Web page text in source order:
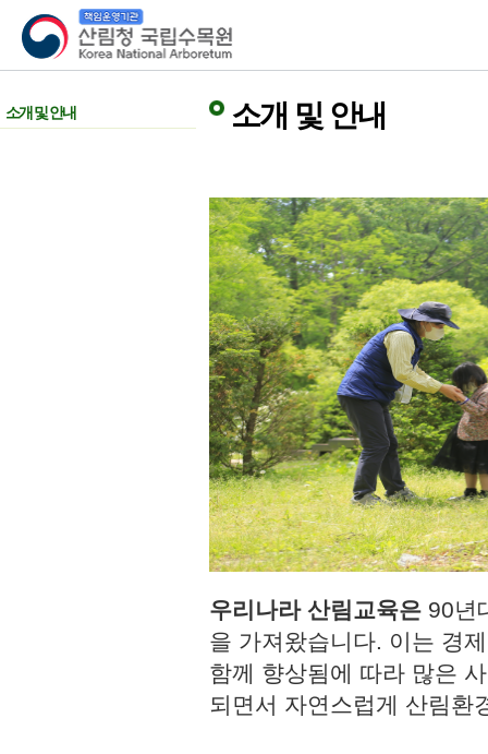
산림청 국립수목원
소개 및 안내 소개 및 안내
우리나라 산림교육은 90년
을 가져왔습니다. 이는 경
함께 향상됨에 따라 많은
되면서 자연스럽게 산림환